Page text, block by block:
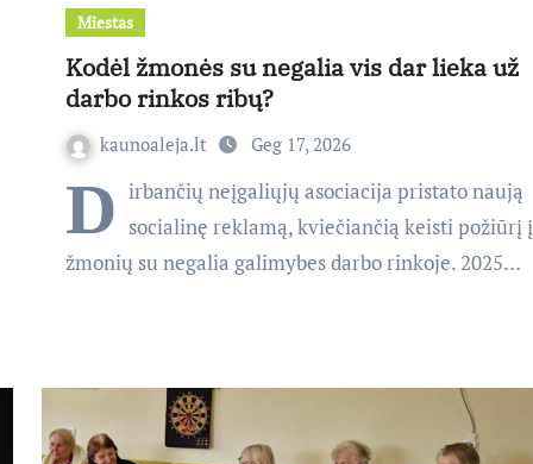
Miestas
Kodėl žmonės su negalia vis dar lieka už
darbo rinkos ribų?
kaunoaleja.lt Geg 17, 2026
D irbančių neįgaliųjų asociacija pristato naują
socialinę reklamą, kviečiančią keisti požiūrį į
žmonių su negalia galimybes darbo rinkoje. 2025…